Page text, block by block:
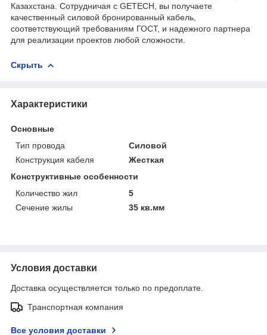
Казахстана. Сотрудничая с GETECH, вы получаете
качественный силовой бронированный кабель,
соответствующий требованиям ГОСТ, и надежного партнера
для реализации проектов любой сложности.
Скрыть
Характеристики
Основные
Тип провода
Силовой
Конструкция кабеля
Жесткая
Конструктивные особенности
Количество жил
5
Сечение жилы
35 кв.мм
Условия доставки
Доставка осуществляется только по предоплате.
Транспортная компания
Все условия доставки